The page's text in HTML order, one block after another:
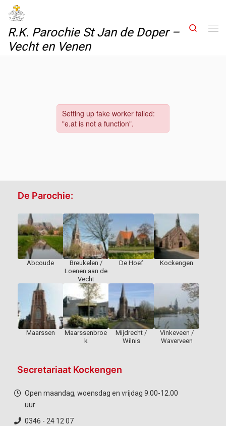
Skip to content
R.K. Parochie St Jan de Doper –
Vecht en Venen
Search
De Parochie:
Abcoude
Breukelen /
Loenen aan de
Vecht
De Hoef Kockengen
Maarssen
Maarssenbroe
k
Mijdrecht /
Wilnis
Vinkeveen /
Waverveen
Secretariaat Kockengen
Open maandag, woensdag en vrijdag 9.00-12.00
uur
0346 - 24 12 07